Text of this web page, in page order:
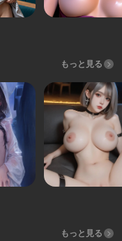
もっと見る
もっと見る